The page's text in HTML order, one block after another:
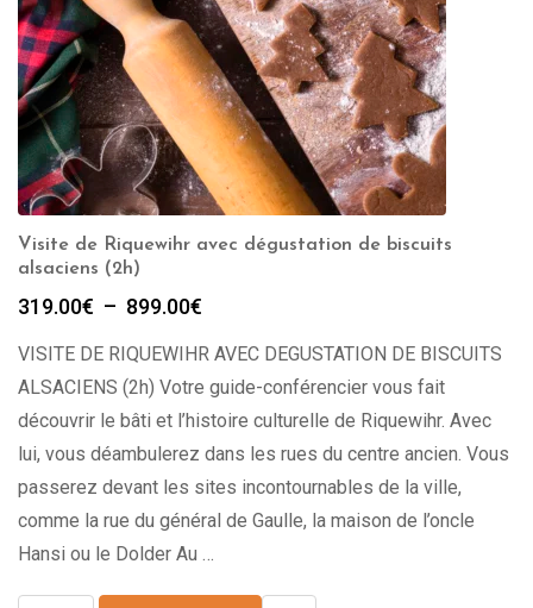
Visite de Riquewihr avec dégustation de biscuits
alsaciens (2h)
319.00€ – 899.00€
prix :
319.00€
à
899.00€
VISITE DE RIQUEWIHR AVEC DEGUSTATION DE BISCUITS
ALSACIENS (2h) Votre guide-conférencier vous fait
découvrir le bâti et l’histoire culturelle de Riquewihr. Avec
lui, vous déambulerez dans les rues du centre ancien. Vous
passerez devant les sites incontournables de la ville,
comme la rue du général de Gaulle, la maison de l’oncle
Hansi ou le Dolder Au …